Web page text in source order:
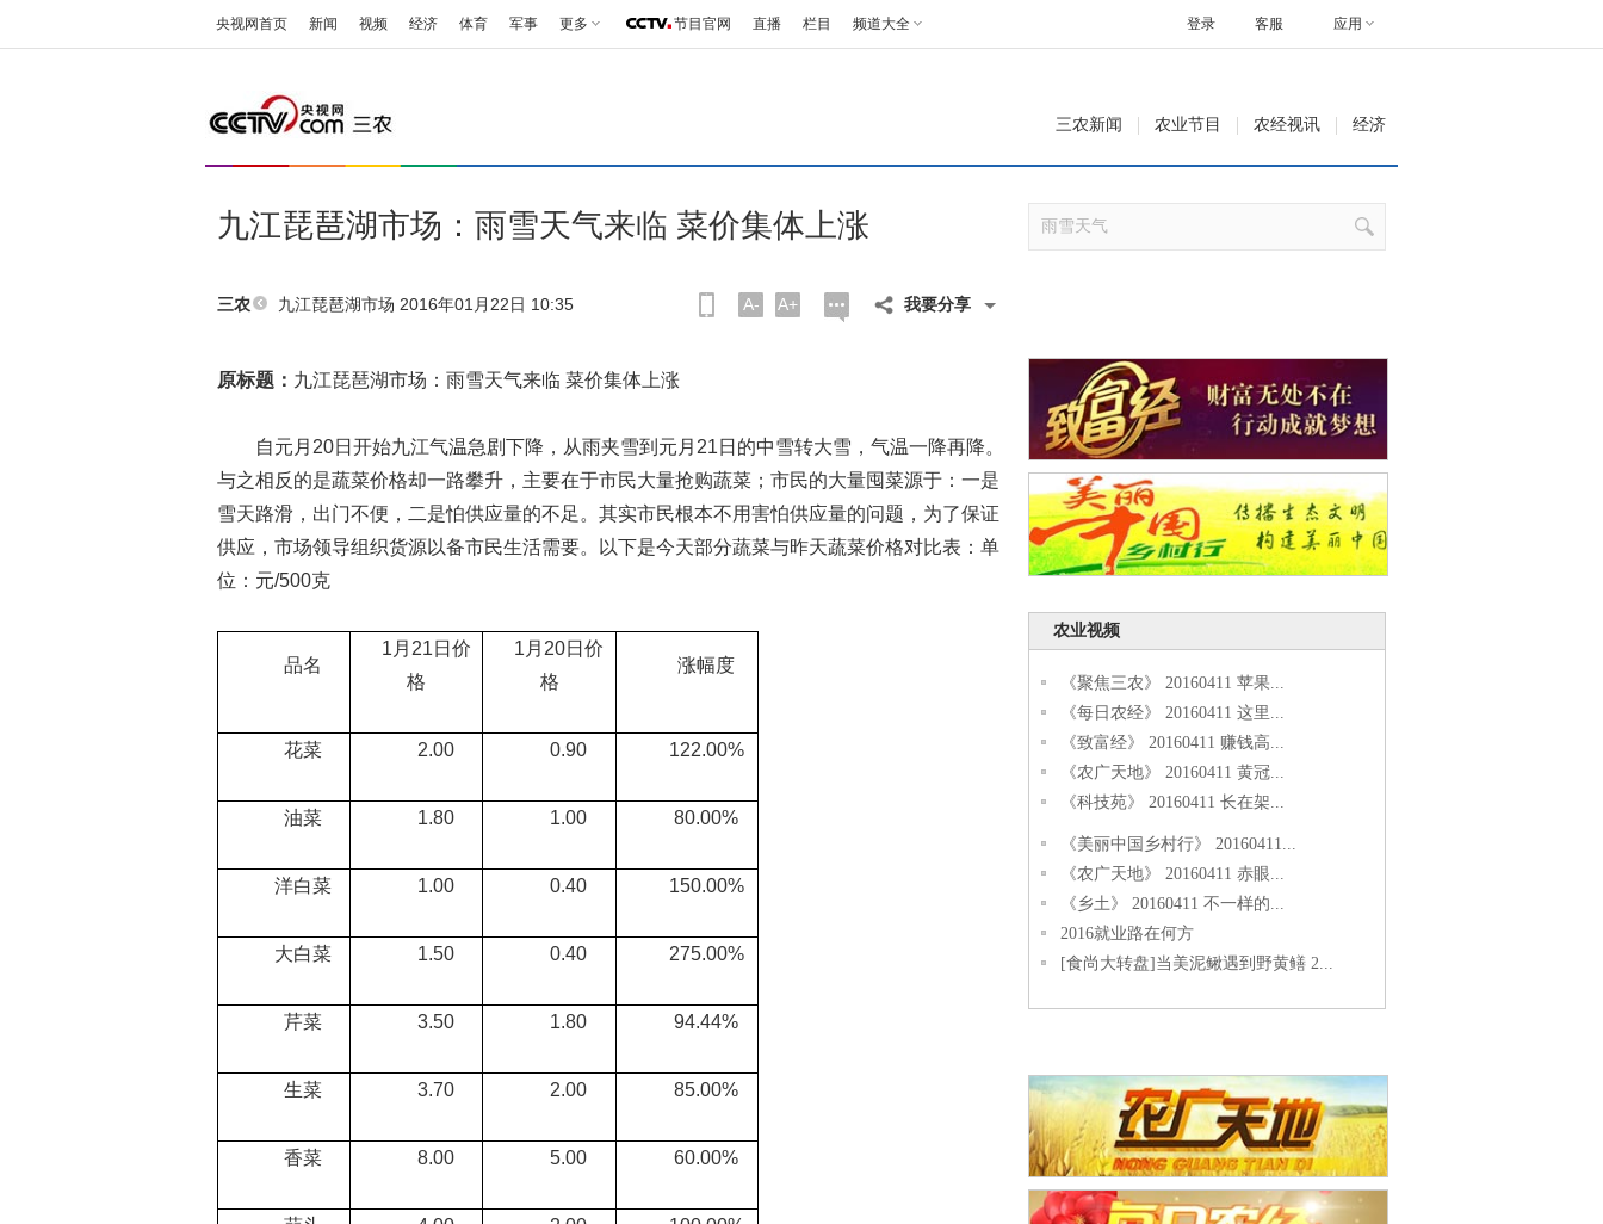
央视网首页 新闻 视频 经济 体育 军事 更多 节目官网 直播 栏目 频道大全 客服 应用
登录
三农新闻 农业节目 农经视讯 经济
九江琵琶湖市场：雨雪天气来临 菜价集体上涨
三农 九江琵琶湖市场 2016年01月22日 10:35 A- A+ 我要分享
原标题： 九江琵琶湖市场：雨雪天气来临 菜价集体上涨
自元月20日开始九江气温急剧下降，从雨夹雪到元月21日的中雪转大雪，气温一降再降。
与之相反的是蔬菜价格却一路攀升，主要在于市民大量抢购蔬菜；市民的大量囤菜源于：一是
雪天路滑，出门不便，二是怕供应量的不足。其实市民根本不用害怕供应量的问题，为了保证
供应，市场领导组织货源以备市民生活需要。以下是今天部分蔬菜与昨天蔬菜价格对比表：单
位：元/500克
品名
1月21日价
格
1月20日价
格
涨幅度
花菜 2.00 0.90 122.00%
油菜 1.80 1.00 80.00%
洋白菜 1.00 0.40 150.00%
大白菜 1.50 0.40 275.00%
芹菜 3.50 1.80 94.44%
生菜 3.70 2.00 85.00%
香菜 8.00 5.00 60.00%
农业视频
《聚焦三农》 20160411 苹果...
《每日农经》 20160411 这里...
《致富经》 20160411 赚钱高...
《农广天地》 20160411 黄冠...
《科技苑》 20160411 长在架...
《美丽中国乡村行》 20160411...
《农广天地》 20160411 赤眼...
《乡土》 20160411 不一样的...
2016就业路在何方
[食尚大转盘]当美泥鳅遇到野黄鳝 2...